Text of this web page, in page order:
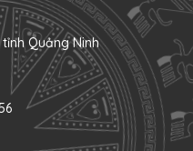
Quảng Ninh